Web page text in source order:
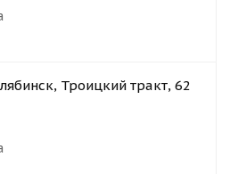
Троицкий тракт, 62